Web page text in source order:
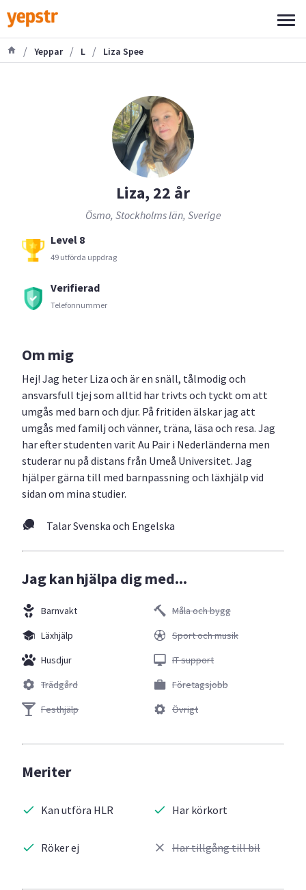
/ Yeppar / L / Liza Spee
Liza, 22 år
Ösmo, Stockholms län, Sverige
Level 8
49 utförda uppdrag
Verifierad
Telefonnummer
Om mig
Hej! Jag heter Liza och är en snäll, tålmodig och
ansvarsfull tjej som alltid har trivts och tyckt om att
umgås med barn och djur. På fritiden älskar jag att
umgås med familj och vänner, träna, läsa och resa. Jag
har efter studenten varit Au Pair i Nederländerna men
studerar nu på distans från Umeå Universitet. Jag
hjälper gärna till med barnpassning och läxhjälp vid
sidan om mina studier.
Talar Svenska och Engelska
Jag kan hjälpa dig med...
Barnvakt
Läxhjälp
Husdjur
Trädgård
Festhjälp
Måla och bygg
Sport och musik
IT support
Företagsjobb
Övrigt
Meriter
Kan utföra HLR
Röker ej
Har körkort
Har tillgång till bil